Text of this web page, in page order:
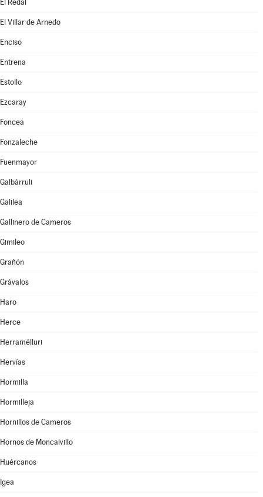
El Redal
El Villar de Arnedo
Enciso
Entrena
Estollo
Ezcaray
Foncea
Fonzaleche
Fuenmayor
Galbárruli
Galilea
Gallinero de Cameros
Gimileo
Grañón
Grávalos
Haro
Herce
Herramélluri
Hervías
Hormilla
Hormilleja
Hornillos de Cameros
Hornos de Moncalvillo
Huércanos
Igea